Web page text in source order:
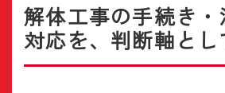
解体工事の手続き
対応を、判断軸とし